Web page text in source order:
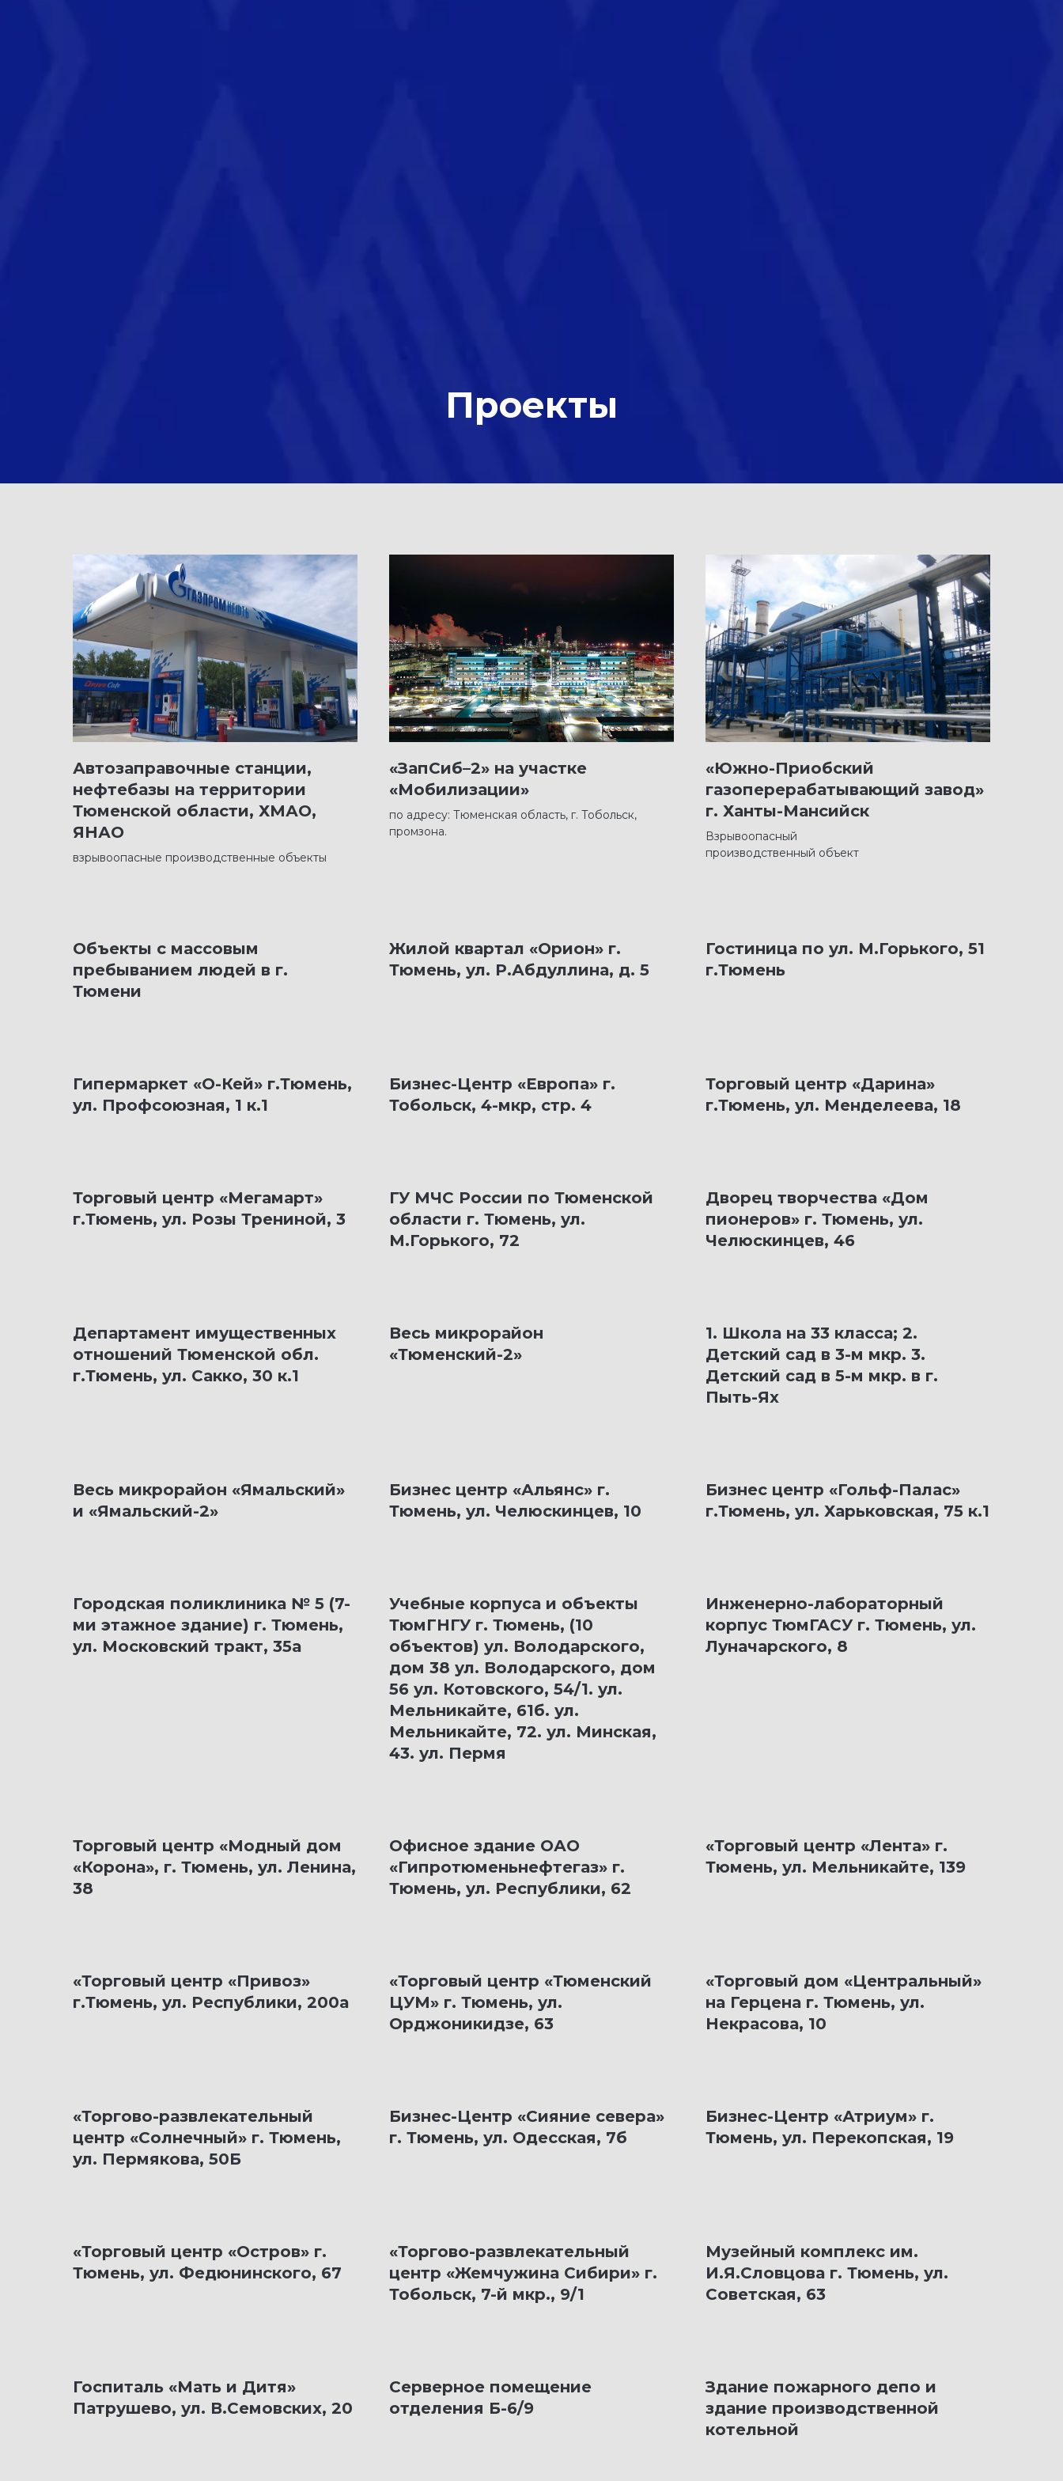
Проекты
Автозаправочные станции,
нефтебазы на территории
Тюменской области, ХМАО,
ЯНАО
взрывоопасные производственные объекты
«ЗапСиб–2» на участке
«Мобилизации»
по адресу: Тюменская область, г. Тобольск,
промзона.
«Южно-Приобский
газоперерабатывающий завод»
г. Ханты-Мансийск
Взрывоопасный
производственный объект
Объекты с массовым
пребыванием людей в г.
Тюмени
Жилой квартал «Орион» г.
Тюмень, ул. Р.Абдуллина, д. 5
Гостиница по ул. М.Горького, 51
г.Тюмень
Гипермаркет «О-Кей» г.Тюмень,
ул. Профсоюзная, 1 к.1
Бизнес-Центр «Европа» г.
Тобольск, 4-мкр, стр. 4
Торговый центр «Дарина»
г.Тюмень, ул. Менделеева, 18
Торговый центр «Мегамарт»
г.Тюмень, ул. Розы Трениной, 3
ГУ МЧС России по Тюменской
области г. Тюмень, ул.
М.Горького, 72
Дворец творчества «Дом
пионеров» г. Тюмень, ул.
Челюскинцев, 46
Департамент имущественных
отношений Тюменской обл.
г.Тюмень, ул. Сакко, 30 к.1
Весь микрорайон
«Тюменский-2»
1. Школа на 33 класса; 2.
Детский сад в 3-м мкр. 3.
Детский сад в 5-м мкр. в г.
Пыть-Ях
Весь микрорайон «Ямальский»
и «Ямальский-2»
Бизнес центр «Альянс» г.
Тюмень, ул. Челюскинцев, 10
Бизнес центр «Гольф-Палас»
г.Тюмень, ул. Харьковская, 75 к.1
Городская поликлиника № 5 (7-
ми этажное здание) г. Тюмень,
ул. Московский тракт, 35а
Учебные корпуса и объекты
ТюмГНГУ г. Тюмень, (10
объектов) ул. Володарского,
дом 38 ул. Володарского, дом
56 ул. Котовского, 54/1. ул.
Мельникайте, 61б. ул.
Мельникайте, 72. ул. Минская,
43. ул. Пермя
Инженерно-лабораторный
корпус ТюмГАСУ г. Тюмень, ул.
Луначарского, 8
Торговый центр «Модный дом
«Корона», г. Тюмень, ул. Ленина,
38
Офисное здание ОАО
«Гипротюменьнефтегаз» г.
Тюмень, ул. Республики, 62
«Торговый центр «Лента» г.
Тюмень, ул. Мельникайте, 139
«Торговый центр «Привоз»
г.Тюмень, ул. Республики, 200а
«Торговый центр «Тюменский
ЦУМ» г. Тюмень, ул.
Орджоникидзе, 63
«Торговый дом «Центральный»
на Герцена г. Тюмень, ул.
Некрасова, 10
«Торгово-развлекательный
центр «Солнечный» г. Тюмень,
ул. Пермякова, 50Б
Бизнес-Центр «Сияние севера»
г. Тюмень, ул. Одесская, 7б
Бизнес-Центр «Атриум» г.
Тюмень, ул. Перекопская, 19
«Торговый центр «Остров» г.
Тюмень, ул. Федюнинского, 67
«Торгово-развлекательный
центр «Жемчужина Сибири» г.
Тобольск, 7-й мкр., 9/1
Музейный комплекс им.
И.Я.Словцова г. Тюмень, ул.
Советская, 63
Госпиталь «Мать и Дитя»
Патрушево, ул. В.Семовских, 20
Серверное помещение
отделения Б-6/9
Здание пожарного депо и
здание производственной
котельной